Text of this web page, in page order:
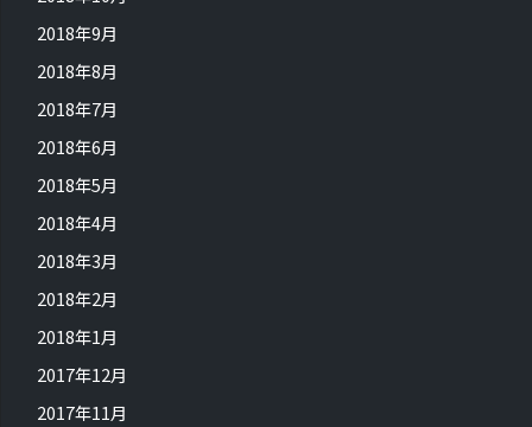
2018年9月
2018年8月
2018年7月
2018年6月
2018年5月
2018年4月
2018年3月
2018年2月
2018年1月
2017年12月
2017年11月